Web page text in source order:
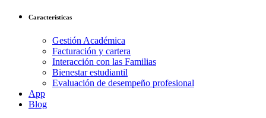
Características
Gestión Académica
Facturación y cartera
Interacción con las Familias
Bienestar estudiantil
Evaluación de desempeño profesional
App
Blog